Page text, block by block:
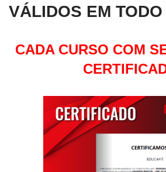
VÁLIDOS EM
CADA CURSO COM